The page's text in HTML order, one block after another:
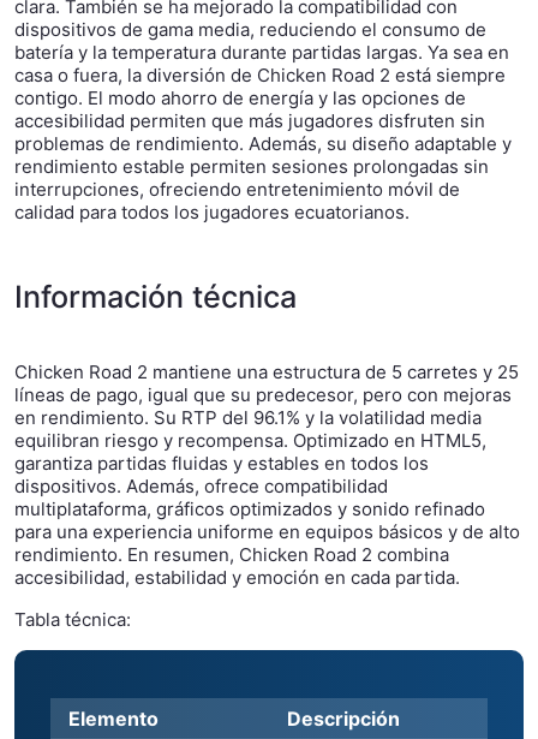
clara. También se ha mejorado la compatibilidad con
dispositivos de gama media, reduciendo el consumo de
batería y la temperatura durante partidas largas. Ya sea en
casa o fuera, la diversión de Chicken Road 2 está siempre
contigo. El modo ahorro de energía y las opciones de
accesibilidad permiten que más jugadores disfruten sin
problemas de rendimiento. Además, su diseño adaptable y
rendimiento estable permiten sesiones prolongadas sin
interrupciones, ofreciendo entretenimiento móvil de
calidad para todos los jugadores ecuatorianos.
Información técnica
Chicken Road 2 mantiene una estructura de 5 carretes y 25
líneas de pago, igual que su predecesor, pero con mejoras
en rendimiento. Su RTP del 96.1% y la volatilidad media
equilibran riesgo y recompensa. Optimizado en HTML5,
garantiza partidas fluidas y estables en todos los
dispositivos. Además, ofrece compatibilidad
multiplataforma, gráficos optimizados y sonido refinado
para una experiencia uniforme en equipos básicos y de alto
rendimiento. En resumen, Chicken Road 2 combina
accesibilidad, estabilidad y emoción en cada partida.
Tabla técnica:
Elemento
Descripción